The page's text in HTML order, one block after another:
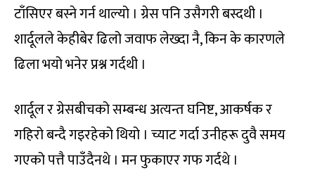
टाँसिएर बस्ने गर्न थाल्यो । ग्रेस पनि उसैगरी बस्दथी ।
शार्दूलले केहीबेर ढिलो जवाफ लेख्दा नै, किन के कारणले
ढिला भयो भनेर प्रश्न गर्दथी ।
शार्दूल र ग्रेसबीचको सम्बन्ध अत्यन्त घनिष्ट, आकर्षक र
गहिरो बन्दै गइरहेको थियो । च्याट गर्दा उनीहरू दुवै समय
गएको पत्तै पाउँदैनथे । मन फुकाएर गफ गर्दथे ।